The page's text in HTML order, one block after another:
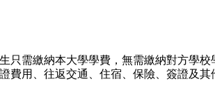
只需繳納本大學學費，無需繳納對方學校
費用、往返交通、住宿、保險、簽證及